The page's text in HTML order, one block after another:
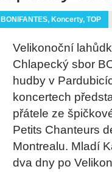
BONIFANTES, Koncerty, TOP
Velikonoční
Chlapecký sbor
hudby v
koncertech
přátele ze
Petits Chanteurs
Montrealu. Mladí
dva dny po